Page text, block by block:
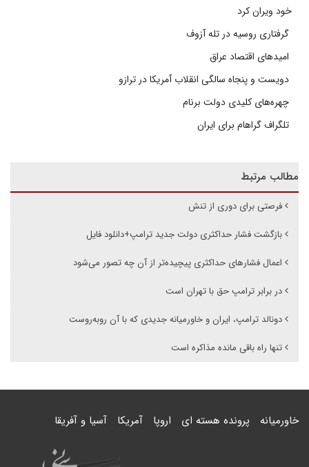
خود ویران کرد
گرفتاری روسیه در تله آزوف
امیدهای اقتصاد عراق
دویست و پنجاه سالگی انقلاب آمریکا در ترازو
چهره‌های کلیدی دولت برنام
تلگراف گراهام برای ایران
مطالب مرتبط
فرصتی برای دوری از تنش
بازگشت فشار حداکثری دولت جدید ترامپ+دانلود فایل
اعمال فشارهای حداکثری پیچیده‌تر از آن چه تصور می‌شود
در برابر ترامپ حق با تهران است
دونالد ترامپ، ایران و خاورمیانه جدیدی که با آن روبه‌روست
تنها راه باقی مانده مذاکره است
خاورمیانه پرونده هسته ای اروپا آمریکا آسیا و آفریقا